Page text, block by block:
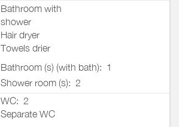
Bathroom with
shower
Hair dryer
Towels drier
Bathroom (s) (with bath): 1
Shower room (s): 2
WC: 2
Separate WC